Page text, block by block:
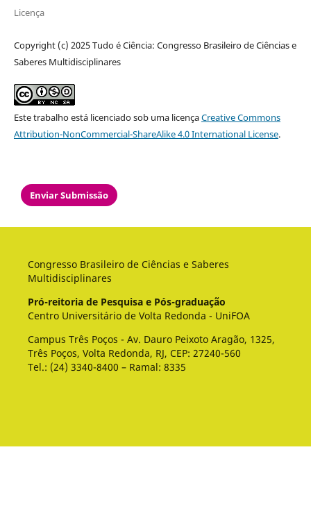
Licença
Copyright (c) 2025 Tudo é Ciência: Congresso Brasileiro de Ciências e
Saberes Multidisciplinares
Este trabalho está licenciado sob uma licençaCreative Commons
Attribution-NonCommercial-ShareAlike 4.0 International License.
Enviar Submissão
Congresso Brasileiro de Ciências e Saberes
Multidisciplinares
Pró-reitoria de Pesquisa e Pós-graduação
Centro Universitário de Volta Redonda - UniFOA
Campus Três Poços - Av. Dauro Peixoto Aragão, 1325,
Três Poços, Volta Redonda, RJ, CEP: 27240-560
Tel.: (24) 3340-8400 – Ramal: 8335